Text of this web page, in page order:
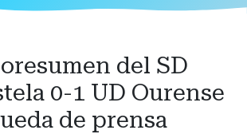
del SD
0-1 UD Ourense
de prensa